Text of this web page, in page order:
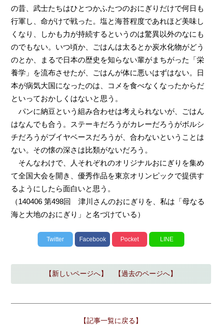
の昔、武士たちはひとつかふたつのおにぎりだけで何日も
行軍し、命がけで戦った。塩と海苔程度であれほど美味し
くなり、しかも力が持続するというのは驚異以外のなにも
のでもない。いつ頃か、ごはんは太るとか炭水化物がどう
のとか、まるで日本の歴史を知らない輩がまちがった「栄
養学」を流布させたが、ごはんが体に悪いはずはない。日
本が病気大国になったのは、コメを食べなくなったからだ
といっておかしくはないと思う。
パンに納豆という組み合わせは考えられないが、ごはん
はなんでも合う。ステーキだろうがカレーだろうがボルシ
チだろうがブイヤベースだろうが、合わないということは
ない。その懐の深さは比類がないだろう。
そんなわけで、人それぞれのオリジナルおにぎりを集め
て全国大会を開き、優秀作品を東京オリンピックで提供す
るようにしたら面白いと思う。
（140406 第498回 津川さんのおにぎりを、私は「母なる
海と大地のおにぎり」と名づけている）
Twitter Facebook Pocket LINE
【新しいページへ】 【過去のページへ】
【記事一覧に戻る】